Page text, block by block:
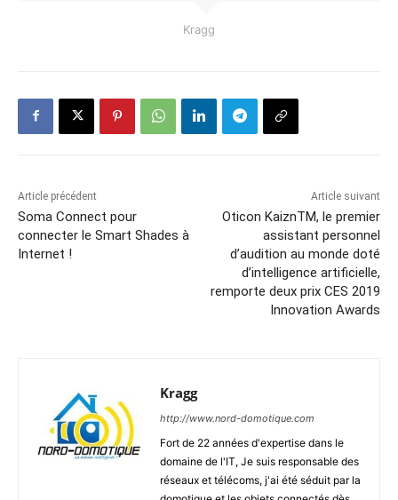
Kragg
Article précédent
Soma Connect pour
connecter le Smart Shades à
Internet !
Article suivant
Oticon KaiznTM, le premier
assistant personnel
d’audition au monde doté
d’intelligence artificielle,
remporte deux prix CES 2019
Innovation Awards
Kragg
http://www.nord-domotique.com
Fort de 22 années d'expertise dans le
domaine de l'IT, Je suis responsable des
réseaux et télécoms, j'ai été séduit par la